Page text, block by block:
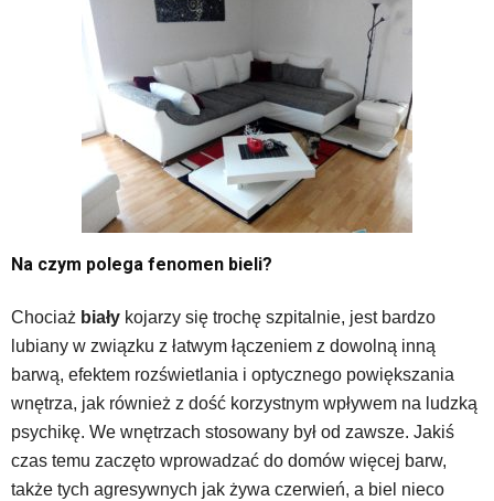
Na czym polega fenomen bieli?
Chociaż biały kojarzy się trochę szpitalnie, jest bardzo
lubiany w związku z łatwym łączeniem z dowolną inną
barwą, efektem rozświetlania i optycznego powiększania
wnętrza, jak również z dość korzystnym wpływem na ludzką
psychikę. We wnętrzach stosowany był od zawsze. Jakiś
czas temu zaczęto wprowadzać do domów więcej barw,
także tych agresywnych jak żywa czerwień, a biel nieco